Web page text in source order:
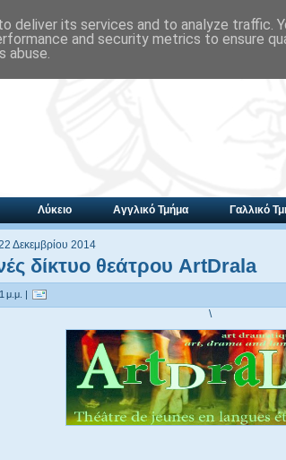
Λύκειο Αγγλικό Τμήμα Γαλλικό
Δεκεμβρίου 2014
δίκτυο θεάτρου ArtDrala
μ.μ. |
\
deliver its services and to analyze traffic.
and security metrics to ensure
abuse.